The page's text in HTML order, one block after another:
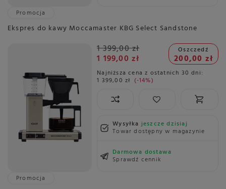
Promocja
Ekspres do kawy Moccamaster KBG Select Sandstone
1 399,00 zł
1 199,00 zł
Oszczedź
200,00 zł
Najniższa cena z ostatnich 30 dni:
1 399,00 zł -14%
Wysyłkajeszcze dzisiaj
Towar dostępny w magazynie
Darmowa dostawa
Sprawdź cennik
Promocja